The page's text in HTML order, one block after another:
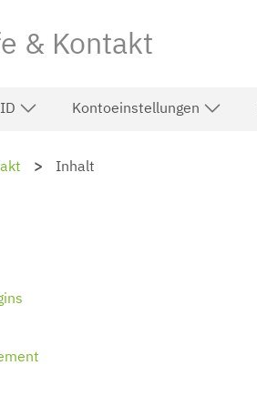
& Kontakt
Kontoeinstellungen
Inhalt